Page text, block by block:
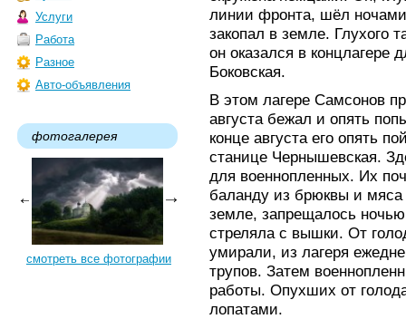
Услуги
Работа
Разное
Авто-объявления
фотогалерея
смотреть все фотографии
линии фронта, шёл
закопал в земле. Глухого
он оказался в концлагере
Боковская.
В этом лагере Самсонов
августа бежал и опять
конце августа его опять
станице Чернышевская.
для военнопленных. Их
баланду из брюквы и
земле, запрещалось
стреляла с вышки. От
умирали, из лагеря
трупов. Затем
работы. Опухших от
лопатами.